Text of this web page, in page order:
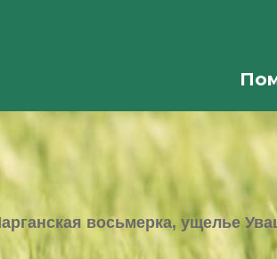
восьмерка, ущелье